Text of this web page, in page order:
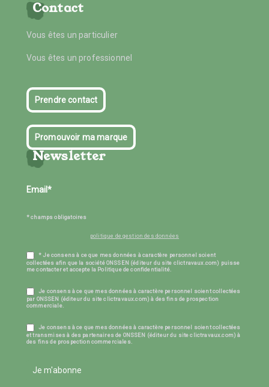
Contact
Vous êtes un particulier
Vous êtes un professionnel
Prendre contact
Promouvoir ma marque
Newsletter
* champs obligatoires
politique de gestion des données
* Je consens à ce que mes données à caractère personnel soient
collectées afin que la société ONSSEN (éditeur du site clictravaux.com) puisse
me contacter et accepte la Politique de confidentialité.
Je consens à ce que mes données à caractère personnel soient collectées
par ONSSEN (éditeur du site clictravaux.com) à des fins de prospection
commerciale.
Je consens à ce que mes données à caractère personnel soient collectées
et transmises à des partenaires de ONSSEN (éditeur du site clictravaux.com) à
des fins de prospection commerciales.
Je m'abonne